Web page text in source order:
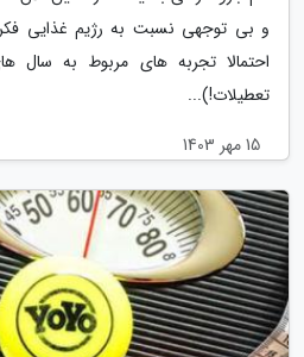
و بی توجهی نسبت به رژیم غذایی
احتمالا تجربه های مربوط به سال
تعطیلات!)...
15 مهر 1403